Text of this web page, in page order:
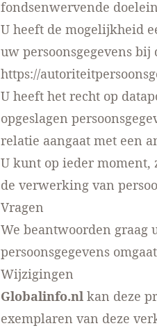
fondsenwervende
U heeft de mogelijkheid
uw persoonsgegevens bij
https://
U heeft het recht op
opgeslagen
relatie aangaat met een
U kunt op ieder moment,
de verwerking van
Vragen
We beantwoorden graag
persoonsgegevens
Wijzigingen
Globalinfo.nl kan deze
exemplaren van deze